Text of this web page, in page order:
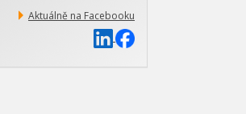
Aktuálně na Facebooku